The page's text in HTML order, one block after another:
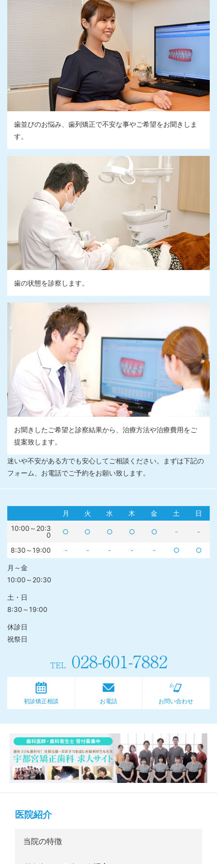
歯並びのお悩み、歯列矯正で不安な事やご希望をお聞きしま
す。
歯の状態を診察します。
お聞きしたご希望と診察結果から、治療方法や治療費用をご
提案致します。
迷いや不安がある方でも安心してご相談ください。まずは下記の
フォーム、お電話でご予約をお願い致します。
月 火 水 木 金 土
日
10:00～20:3
0
○ ○ ○ ○ ○ - -
8:30～19:00 - - - - - ○ ○
月～金
10:00～20:30
土・日
8:30～19:00
休診日
祝祭日
TEL028-601-7882
初診矯正相談 お電話 お問い合わせ
医院紹介
当院の特徴